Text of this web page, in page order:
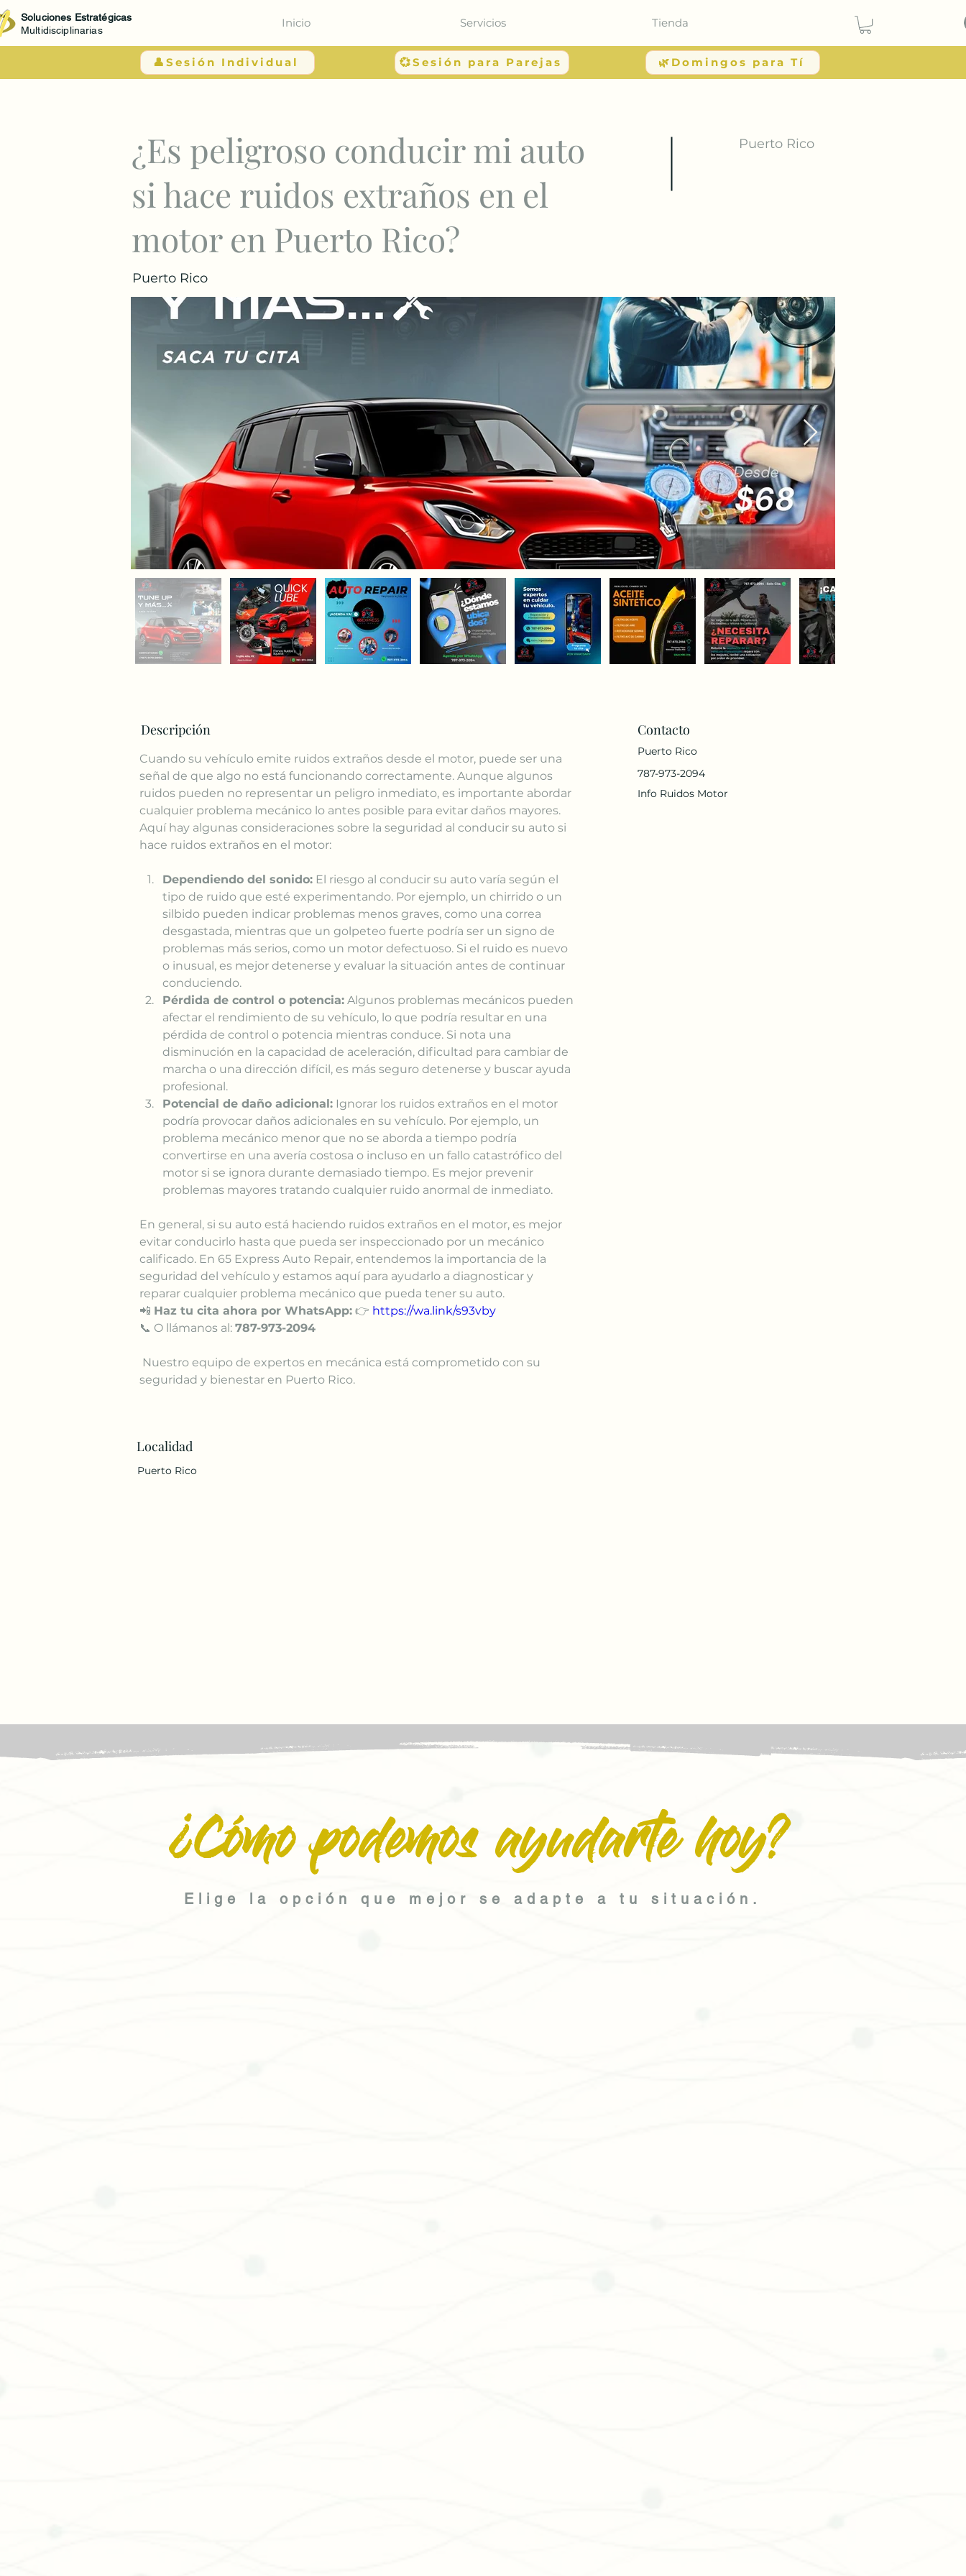
Soluciones Estratégicas
Multidisciplinarias
Inicio Servicios Tienda
👤Sesión Individual 💞Sesión para Parejas 🌿Domingos para Tí
¿Es peligroso conducir mi auto
si hace ruidos extraños en el
motor en Puerto Rico?
Puerto Rico
Puerto Rico
Descripción
Cuando su vehículo emite ruidos extraños desde el motor, puede ser una
señal de que algo no está funcionando correctamente. Aunque algunos
ruidos pueden no representar un peligro inmediato, es importante abordar
cualquier problema mecánico lo antes posible para evitar daños mayores.
Aquí hay algunas consideraciones sobre la seguridad al conducir su auto si
hace ruidos extraños en el motor:
Dependiendo del sonido: El riesgo al conducir su auto varía según el
tipo de ruido que esté experimentando. Por ejemplo, un chirrido o un
silbido pueden indicar problemas menos graves, como una correa
desgastada, mientras que un golpeteo fuerte podría ser un signo de
problemas más serios, como un motor defectuoso. Si el ruido es nuevo
o inusual, es mejor detenerse y evaluar la situación antes de continuar
conduciendo.
Pérdida de control o potencia: Algunos problemas mecánicos pueden
afectar el rendimiento de su vehículo, lo que podría resultar en una
pérdida de control o potencia mientras conduce. Si nota una
disminución en la capacidad de aceleración, dificultad para cambiar de
marcha o una dirección difícil, es más seguro detenerse y buscar ayuda
profesional.
Potencial de daño adicional: Ignorar los ruidos extraños en el motor
podría provocar daños adicionales en su vehículo. Por ejemplo, un
problema mecánico menor que no se aborda a tiempo podría
convertirse en una avería costosa o incluso en un fallo catastrófico del
motor si se ignora durante demasiado tiempo. Es mejor prevenir
problemas mayores tratando cualquier ruido anormal de inmediato.
En general, si su auto está haciendo ruidos extraños en el motor, es mejor
evitar conducirlo hasta que pueda ser inspeccionado por un mecánico
calificado. En 65 Express Auto Repair, entendemos la importancia de la
seguridad del vehículo y estamos aquí para ayudarlo a diagnosticar y
reparar cualquier problema mecánico que pueda tener su auto.
📲 Haz tu cita ahora por WhatsApp: 👉 https://wa.link/s93vby
📞 O llámanos al: 787-973-2094
seguridad y bienestar en Puerto Rico.
Contacto
Puerto Rico
787-973-2094
Info Ruidos Motor
Localidad
Puerto Rico
¿Cómo podemos ayudarte hoy?
Elige la opción que mejor se adapte a tu situación.